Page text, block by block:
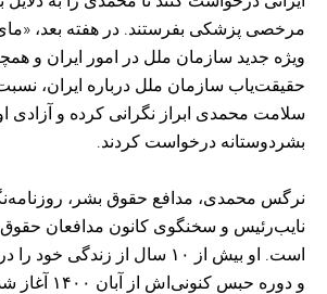
مرخصی پزشکی بفرستند. در هفته بعد،
ویژه جدید سازمان ملل در امور ایران و
حقیقت‌یاب سازمان ملل درباره ایران،
سلامت محمدی ابراز نگرانی کرده و آزادی
بشردوستانه درخواست کردند.
نرگس محمدی، مدافع حقوق بشر،
نایب‌رئیس و سخنگوی کانون مدافعان حقوق
است. او بیش از ۱۰ سال از زندگی
و دوره حبس